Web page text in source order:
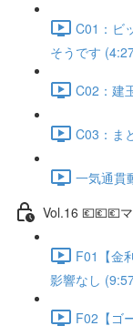
C01：ビ
そうです
C02：建
C03：ま
一気通貫
Vol.16 💶💶💶
F01【金
影響なし
F02【ゴ